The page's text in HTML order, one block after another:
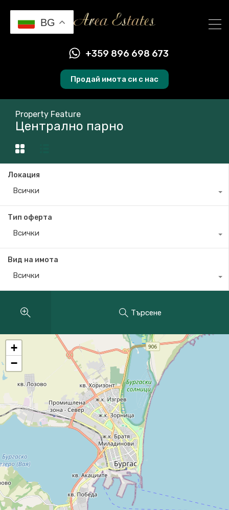
+359 896 698 673
Продай имота си с нас
Property Feature
Централно парно
Локация
Всички
Тип оферта
Всички
Вид на имота
Всички
Търсене
+
−
BG